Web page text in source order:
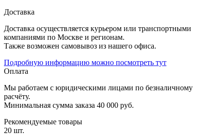
Доставка
Доставка осуществляется курьером или транспортными
компаниями по Москве и регионам.
Также возможен самовывоз из нашего офиса.
Подробную информацию можно посмотреть тут
Оплата
Мы работаем с юридическими лицами по безналичному
расчёту.
Минимальная сумма заказа 40 000 руб.
Рекомендуемые товары
20 шт.